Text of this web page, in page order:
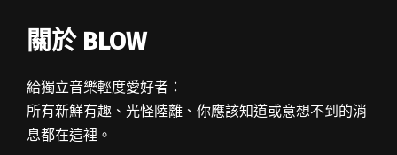
關於 BLOW
給獨立音樂輕度愛好者：
所有新鮮有趣、光怪陸離、你應該知道或意想不到的消
息都在這裡。